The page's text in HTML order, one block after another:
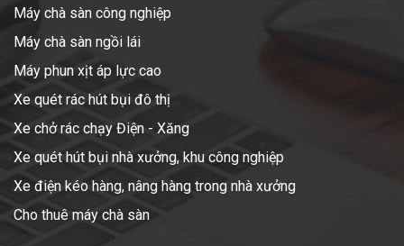
Máy chà sàn công nghiệp
Máy chà sàn ngồi lái
Máy phun xịt áp lực cao
Xe quét rác hút bụi đô thị
Xe chở rác chạy Điện - Xăng
Xe quét hút bụi nhà xưởng, khu công nghiệp
Xe điện kéo hàng, nâng hàng trong nhà xưởng
Cho thuê máy chà sàn